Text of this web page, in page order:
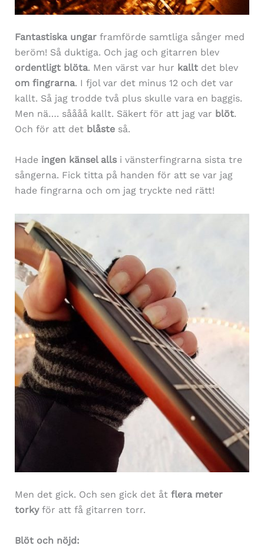
Fantastiska ungarframförde samtliga sånger med
beröm! Så duktiga. Och jag och gitarren blev
ordentligt blöta. Men värst var hur kalltdet blev
om fingrarna. I fjol var det minus 12 och det var
kallt. Så jag trodde två plus skulle vara en baggis.
Men nä…. såååå kallt. Säkert för att jag var blöt.
Och för att det blåsteså.
Hade ingen känsel alls i vänsterfingrarna sista tre
sångerna. Fick titta på handen för att se var jag
hade fingrarna och om jag tryckte ned rätt!
Men det gick. Och sen gick det åtflera meter
torkyför att få gitarren torr.
Blöt och nöjd: